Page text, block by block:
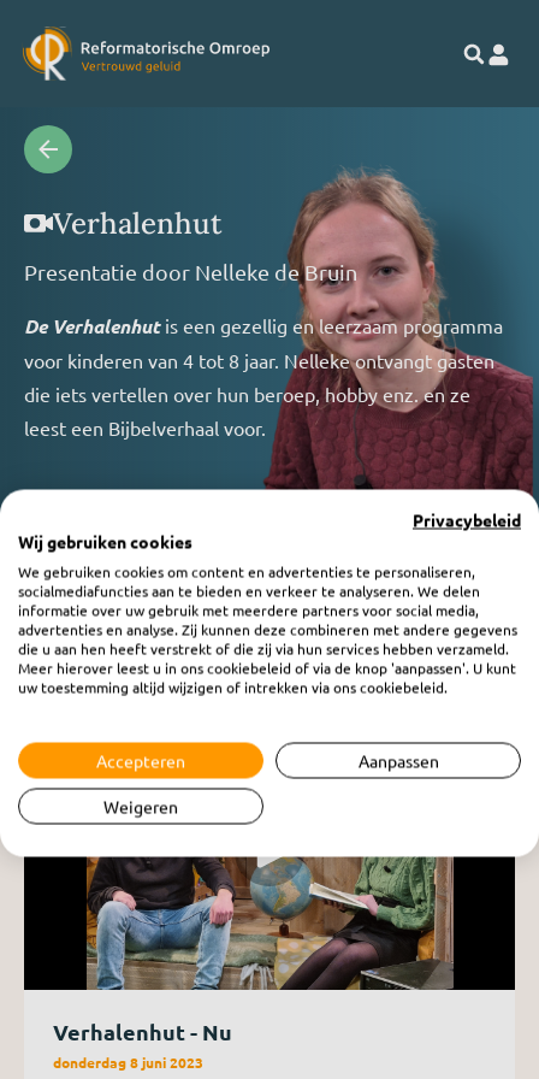
Verhalenhut
Presentatie door Nelleke de Bruin
De Verhalenhutis een gezellig en leerzaam programma
voor kinderen van 4 tot 8 jaar. Nelleke ontvangt gasten
die iets vertellen over hun beroep, hobby enz. en ze
leest een Bijbelverhaal voor.
Stuur een verzoekje
Verhalenhut - Nu
donderdag 8 juni 2023
Privacybeleid
Wij gebruiken cookies
We gebruiken cookies om content en advertenties te personaliseren,
socialmediafuncties aan te bieden en verkeer te analyseren. We delen
informatie over uw gebruik met meerdere partners voor social media,
advertenties en analyse. Zij kunnen deze combineren met andere gegevens
die u aan hen heeft verstrekt of die zij via hun services hebben verzameld.
Meer hierover leest u in ons cookiebeleid of via de knop 'aanpassen'. U kunt
uw toestemming altijd wijzigen of intrekken via ons cookiebeleid.
Accepteren Aanpassen
Weigeren